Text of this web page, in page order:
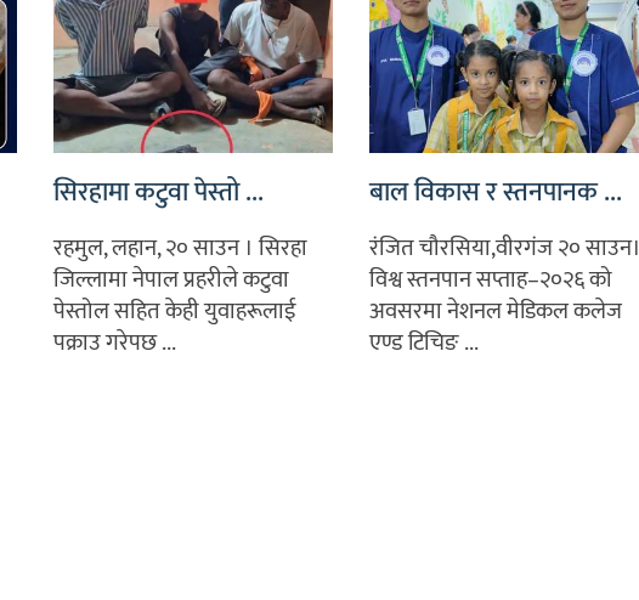
सिरहामा कटुवा पेस्तो ...
रहमुल, लहान, २० साउन । सिरहा
जिल्लामा नेपाल प्रहरीले कटुवा
पेस्तोल सहित केही युवाहरूलाई
पक्राउ गरेपछ ...
बाल विकास र स्तनपानक ...
रंजित चौरसिया,वीरगंज २० साउन।
विश्व स्तनपान सप्ताह–२०२६ को
अवसरमा नेशनल मेडिकल कलेज
एण्ड टिचिङ ...